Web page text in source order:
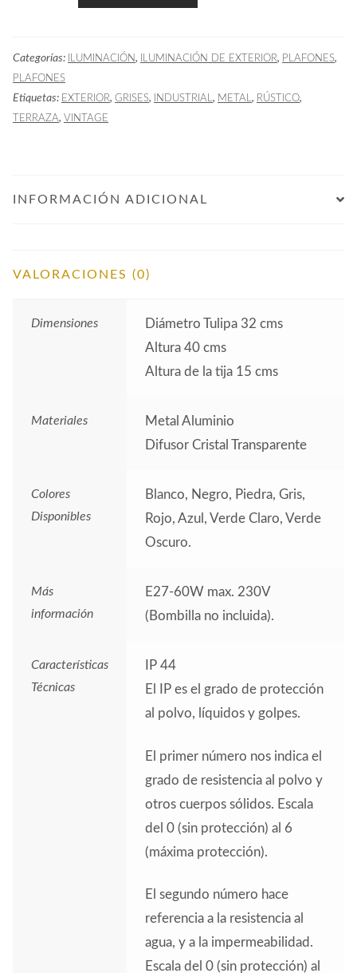
cantidad
Categorías: ILUMINACIÓN, ILUMINACIÓN DE EXTERIOR, PLAFONES,
PLAFONES
Etiquetas: EXTERIOR, GRISES, INDUSTRIAL , METAL , RÚSTICO,
TERRAZA, VINTAGE
INFORMACIÓN ADICIONAL
VALORACIONES (0)
Dimensiones
Diámetro Tulipa 32 cms
Altura 40 cms
Altura de la tija 15 cms
Materiales
Metal Aluminio
Difusor Cristal Transparente
Colores
Disponibles
Blanco, Negro, Piedra, Gris,
Rojo, Azul, Verde Claro, Verde
Oscuro.
Más
información
E27-60W max. 230V
(Bombilla no incluida).
Características
Técnicas
IP 44
El IP es el grado de protección
al polvo, líquidos y golpes.
El primer número nos indica el
grado de resistencia al polvo y
otros cuerpos sólidos. Escala
del 0 (sin protección) al 6
(máxima protección).
El segundo número hace
referencia a la resistencia al
agua, y a la impermeabilidad.
Escala del 0 (sin protección) al